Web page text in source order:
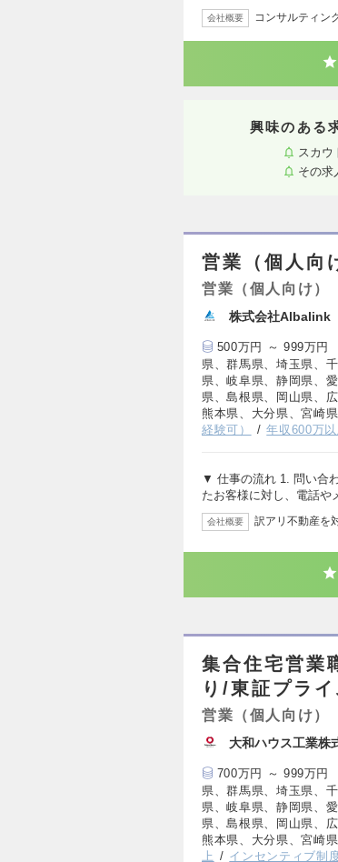
会社概要 コンサルティン
興味のある
スカウ
その求
営業（個人向
営業（個人向け）
株式会社Albalink
500万円 ～ 999万円
県、群馬県、埼玉県、
県、岐阜県、静岡県、
県、島根県、岡山県、
熊本県、大分県、宮崎
経験可）
年収600万以
▼ 仕事の流れ 1. 問い合
たお客様に対し、電話
会社概要 訳アリ不動産を
集合住宅営業
り/東証プライ
営業（個人向け）
大和ハウス工業株
700万円 ～ 999万円
県、群馬県、埼玉県、
県、岐阜県、静岡県、
県、島根県、岡山県、
熊本県、大分県、宮崎
上
インセンティブ制